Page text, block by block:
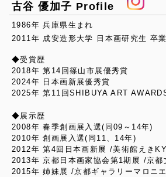
古谷 優加子 Profile
1986年 兵庫県生まれ
2011年 成安造形大学 日本画研究生 卒業
◆受賞歴
2018年 第14回篠山市展優秀賞
2024年 日本画新展優秀賞
2025年 第11回SHIBUYA ART
◆展示歴
2008年 春季創画展入選(同09～14年)
2010年 創画展入選(同11、14年)
2012年 第4回日本画新展 /美術館えき
2013年 京都日本画家協会第1期展 /京都
2015年 姉妹展 /京都ギャラリーマロニエ